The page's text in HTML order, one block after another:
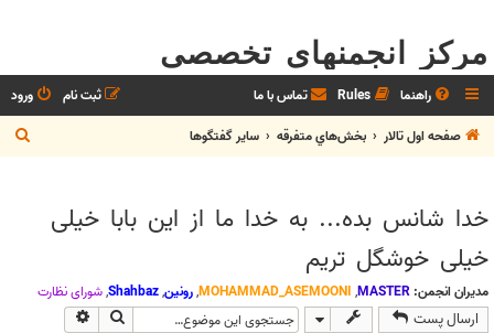
مرکز انجمنهای تخصصی
راهنما Rules تماس با ما ورود
ثبت نام
صفحه اول تالار
بخش‌‌هاي متفرقه ساير گفتگوها
س
خدا شانس بده... به خدا ما از این بابا خیلی
خیلی خوشگل تریم
مدیران انجمن: MASTER
,
MOHAMMAD_ASEMOONI
,رونین,
Shahbaz
,شوراي نظارت
ارسال پست جستجو